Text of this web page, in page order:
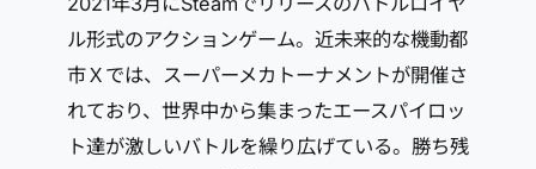
ル形式のアクションゲーム。近未来的な機動都
市Ｘでは、スーパーメカトーナメントが開催さ
れており、世界中から集まったエースパイロッ
ト達が激しいバトルを繰り広げている。勝ち残